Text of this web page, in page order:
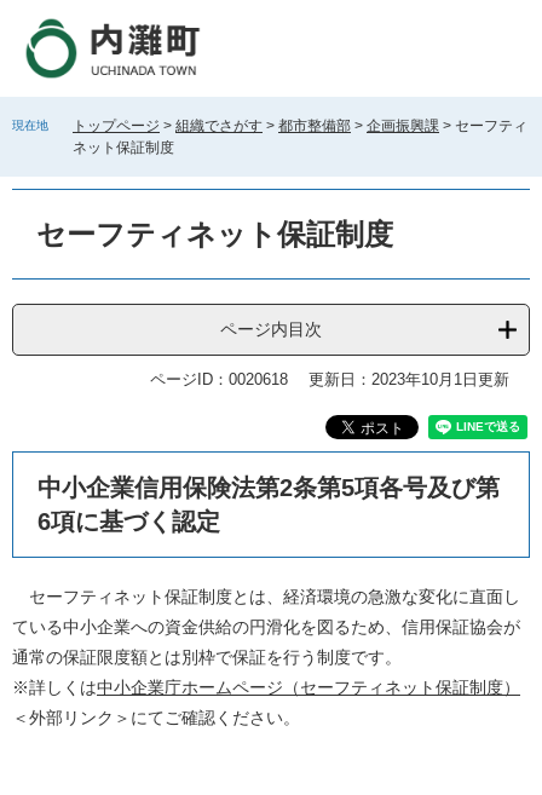
す
し
現在地 トップページ > 組織でさがす > 都市整備部 > 企画振興課 > セーフティ
ネット保証制度
セーフティネット保証制度
ページ内目次
ページID：0020618 更新日：2023年10月1日更新
中小企業信用保険法第2条第5項各号及び第
6項に基づく認定
セーフティネット保証制度とは、経済環境の急激な変化に直面し
ている中小企業への資金供給の円滑化を図るため、信用保証協会が
通常の保証限度額とは別枠で保証を行う制度です。
※詳しくは中小企業庁ホームページ（セーフティネット保証制度）
＜外部リンク＞ にてご確認ください。